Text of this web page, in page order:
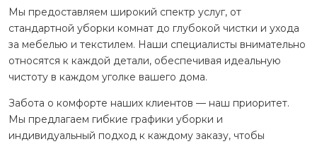
Мы предоставляем широкий спектр услуг, от
стандартной уборки комнат до глубокой чистки и ухода
за мебелью и текстилем. Наши специалисты внимательно
относятся к каждой детали, обеспечивая идеальную
чистоту в каждом уголке вашего дома.
Забота о комфорте наших клиентов — наш приоритет.
Мы предлагаем гибкие графики уборки и
индивидуальный подход к каждому заказу, чтобы